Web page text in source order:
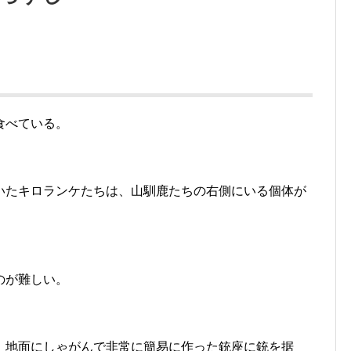
ている。
キロランケたちは、山馴鹿たちの右側にいる個体が
難しい。
面にしゃがんで非常に簡易に作った銃座に銃を据